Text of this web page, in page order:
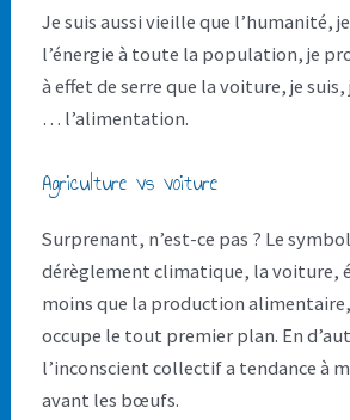
Je suis aussi vieille que l’humanité,
l’énergie à toute la population, je
à effet de serre que la voiture, je
… l’alimentation.
Agriculture vs voiture
Surprenant, n’est-ce pas ? Le
dérèglement climatique, la voiture,
moins que la production
occupe le tout premier plan. En
l’inconscient collectif a tendance à
avant les bœufs.